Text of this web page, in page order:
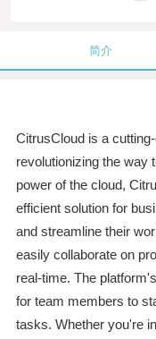
简介
CitrusCloud is a
revolutionizing the way
power of the cloud,
efficient solution for
and streamline their
easily collaborate on
real-time. The
for team members to
tasks. Whether you're